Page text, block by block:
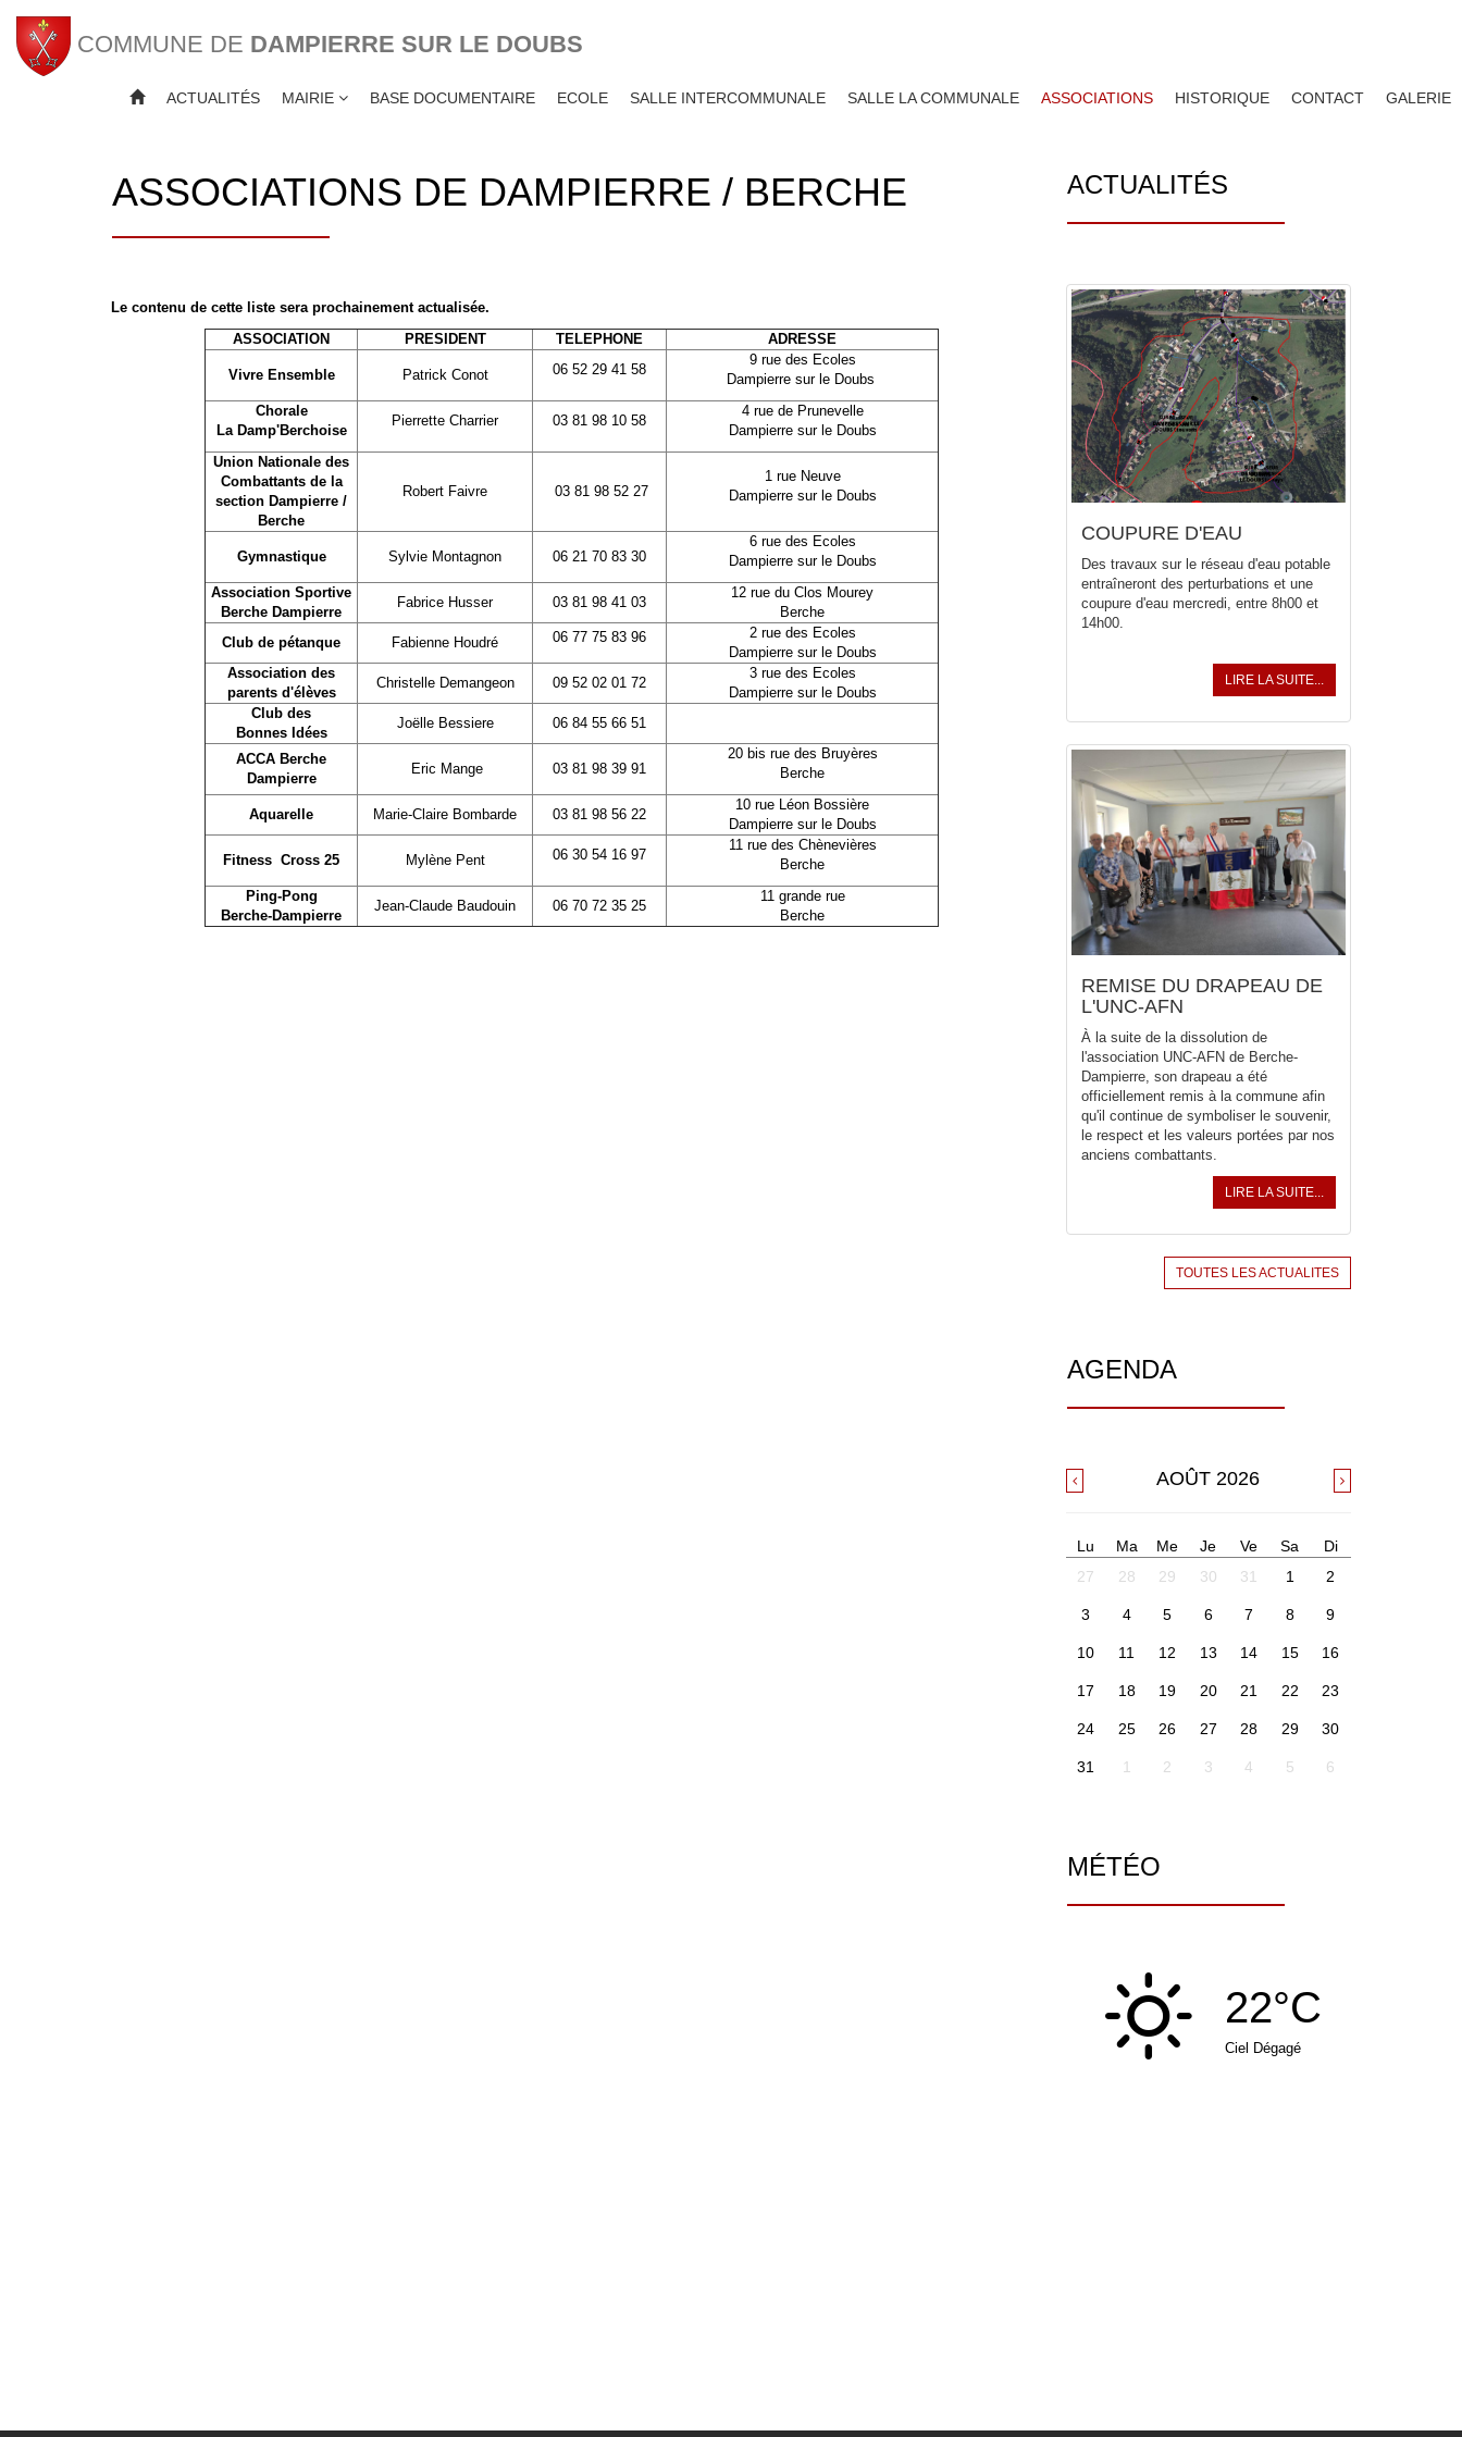
COMMUNE DE DAMPIERRE SUR LE DOUBS
ACTUALITÉS MAIRIE BASE DOCUMENTAIRE ECOLE SALLE INTERCOMMUNALE SALLE LA COMMUNALE ASSOCIATIONS HISTORIQUE CONTACT GALERIE
ASSOCIATIONS DE DAMPIERRE / BERCHE
Le contenu de cette liste sera prochainement actualisée.
ASSOCIATION
PRESIDENT TELEPHONE ADRESSE
Vivre Ensemble Patrick Conot 06 52 29 41 58
9 rue des Ecoles
Dampierre sur le Doubs
Chorale
La Damp'Berchoise
Pierrette Charrier 03 81 98 10 58
4 rue de Prunevelle
Dampierre sur le Doubs
Union Nationale des
Combattants de la
section Dampierre /
Berche
Robert Faivre 03 81 98 52 27
1 rue Neuve
Dampierre sur le Doubs
Gymnastique Sylvie Montagnon 06 21 70 83 30
6 rue des Ecoles
Dampierre sur le Doubs
Association Sportive
Berche Dampierre
Fabrice Husser 03 81 98 41 03
12 rue du Clos Mourey
Berche
Club de pétanque
Fabienne Houdré 06 77 75 83 96
2 rue des Ecoles
Dampierre sur le Doubs
Association des
parents d'élèves
Christelle Demangeon 09 52 02 01 72
3 rue des Ecoles
Dampierre sur le Doubs
Club des
Bonnes Idées
Joëlle Bessiere 06 84 55 66 51
ACCA Berche
Dampierre
Eric Mange 03 81 98 39 91
20 bis rue des Bruyères
Berche
Aquarelle Marie-Claire Bombarde 03 81 98 56 22
10 rue Léon Bossière
Dampierre sur le Doubs
Fitness Cross 25 Mylène Pent 06 30 54 16 97
11 rue des Chènevières
Berche
Ping-Pong
Berche-Dampierre
Jean-Claude Baudouin 06 70 72 35 25
11 grande rue
Berche
ACTUALITÉS
COUPURE D'EAU
Des travaux sur le réseau d'eau potable
entraîneront des perturbations et une
coupure d'eau mercredi, entre 8h00 et
14h00.
LIRE LA SUITE...
REMISE DU DRAPEAU DE
L'UNC-AFN
À la suite de la dissolution de
l'association UNC-AFN de Berche-
Dampierre, son drapeau a été
officiellement remis à la commune afin
qu'il continue de symboliser le souvenir,
le respect et les valeurs portées par nos
anciens combattants.
LIRE LA SUITE...
TOUTES LES ACTUALITES
AGENDA
AOÛT 2026
Lu Ma Me Je Ve Sa
Di
27
28 29 30 31 1 2
3 4 5 6 7 8 9
10 11 12 13 14 15 16
17 18 19 20 21 22 23
24 25 26 27 28 29 30
31 1 2 3 4 5 6
MÉTÉO
22°C
Ciel Dégagé